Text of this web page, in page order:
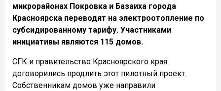
микрорайонах Покровка и Базаиха города
Красноярска переводят на электроотопление по
субсидированному тарифу. Участниками
инициативы являются 115 домов.
СГК и правительство Красноярского края
договорились продлить этот пилотный проект.
Собственникам домов уже направили